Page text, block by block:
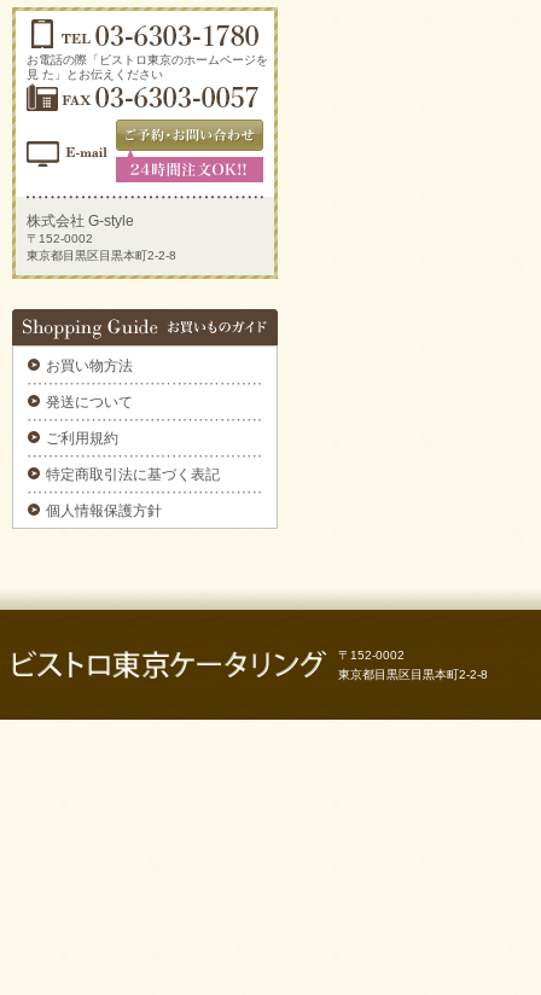
2025/09/29
新鮮トマトのカプレーゼをご注文いただきま
した。
2025/09/29
炙りサーモンのカルパッチョをご注文いただ
きました。
ラグジュアリーパーティプレートをご注文い
2025/09/29
デラックスミートプレートをご注文いただき
ました。
2025/09/29
ブルスケッタカナッペサンドオードブル 【要
カナッペ＆クロスティーニをご注文いただき
ました。
ピンチョスプレートをご注文いただきまし
た。
お電話の際「ビストロ東京のホームページを
見 た」とお伝えください
株式会社 G-style
〒152-0002
東京都目黒区目黒本町2-2-8
お買い物方法
発送について
ご利用規約
特定商取引法に基づく表記
個人情報保護方針
〒152-0002
東京都目黒区目黒本町2-2-8